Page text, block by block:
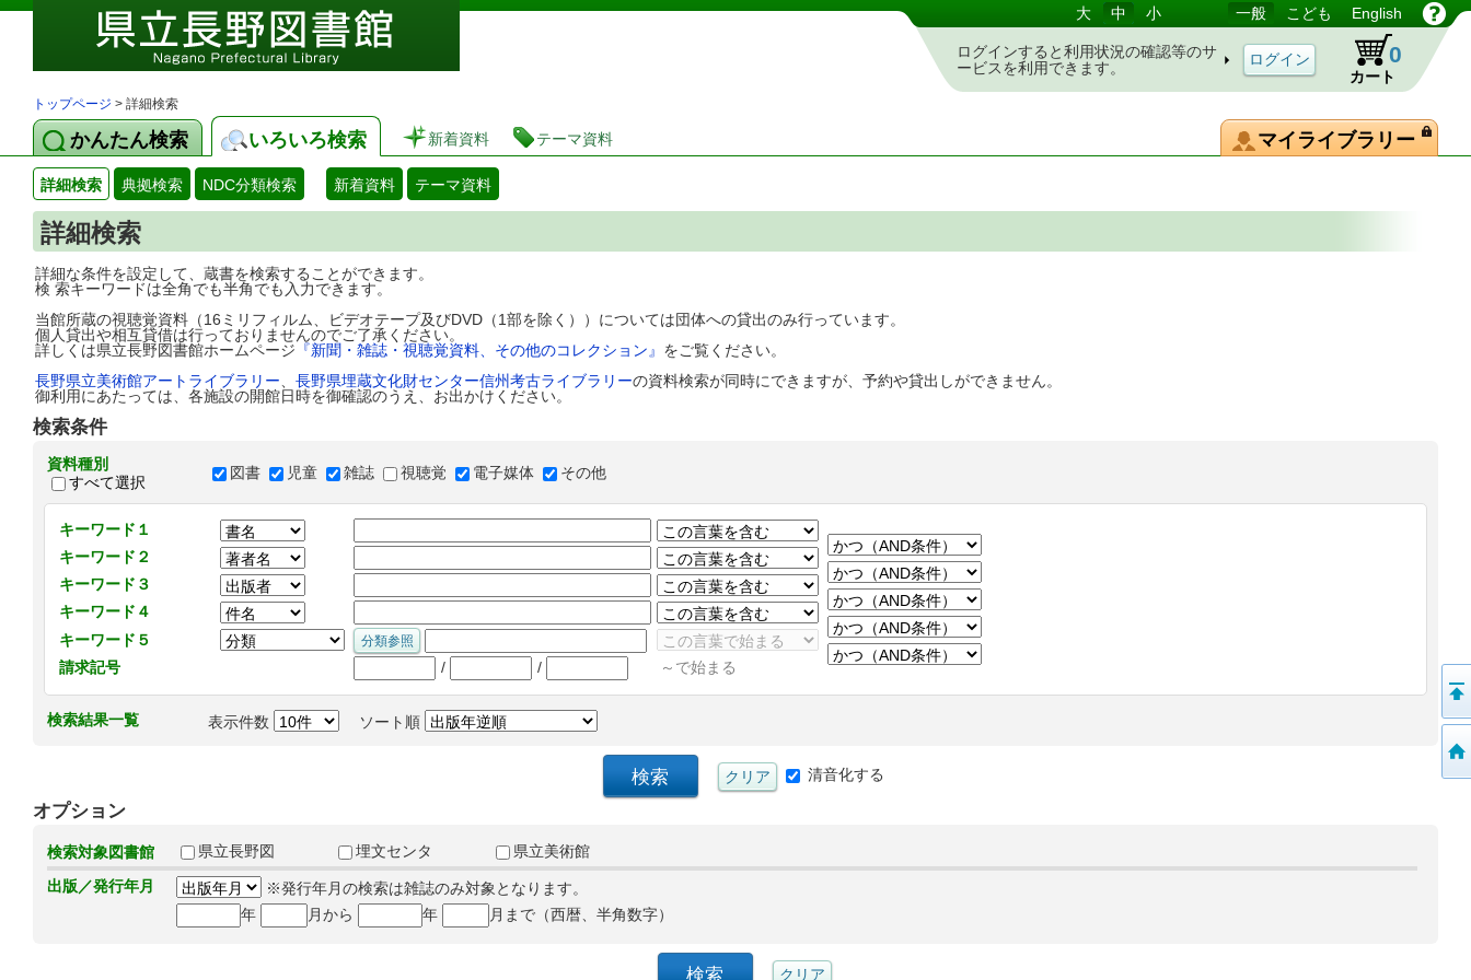
図書館 蔵書検索・予約システム 大 中 小 一般 こども English
ログインすると利用状況の確認等のサ
ービスを利用できます。
カート
0
トップページ > 詳細検索
かんたん検索 いろいろ検索 新着資料 テーマ資料 マイライブラリー
詳細検索 典拠検索 NDC分類検索 新着資料 テーマ資料
詳細検索
詳細な条件を設定して、蔵書を検索することができます。
検 索キーワードは全角でも半角でも入力できます。
当館所蔵の視聴覚資料（16ミリフィルム、ビデオテープ及びDVD（1部を除く））については団体への貸出のみ行っています。
個人貸出や相互貸借は行っておりませんのでご了承ください。
詳しくは県立長野図書館ホームページ 『新聞・雑誌・視聴覚資料、その他のコレクション』 をご覧ください。
長野県立美術館アートライブラリー
長野県埋蔵文化財センター信州考古ライブラリーの資料検索が同時にできますが、予約や貸出しができません。
御利用にあたっては、各施設の開館日時を御確認のうえ、お出かけください。
検索条件
資料種別
すべて選択
図書 児童 雑誌 視聴覚 電子媒体 その他
キーワード１
キーワード２
キーワード３
キーワード４
キーワード５
請求記号
/ / ～で始まる
検索結果一覧 表示件数 ソート順
清音化する
オプション
検索対象図書館 県立長野図 埋文センタ
県立美術館
出版／発行年月
※発行年月の検索は雑誌のみ対象となります。
年
月から 年 月まで（西暦、半角数字）